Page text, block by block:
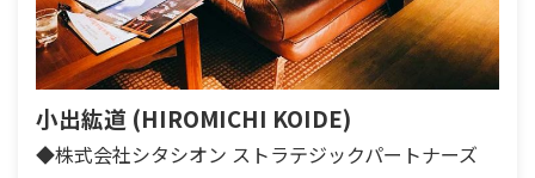
小出紘道 (HIROMICHI KOIDE)
◆株式会社シタシオン ストラテジックパートナーズ